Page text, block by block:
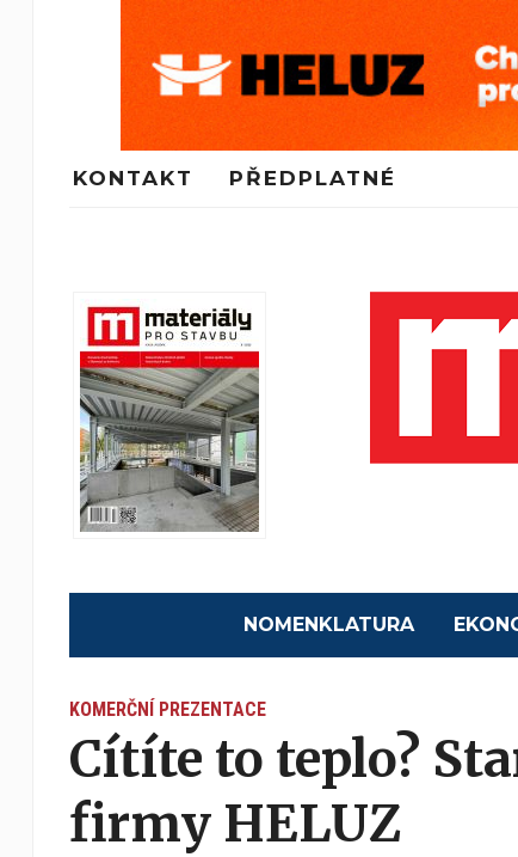
KONTAKT PŘEDPLATNÉ
NOMENKLATURA
KOMERČNÍ PREZENTACE
Cítíte to teplo?
firmy HELUZ